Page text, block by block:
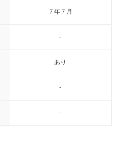
７年７月
-
あり
-
-